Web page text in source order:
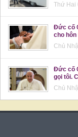
Thứ Hai
Đức cố
cho hôn
Chủ
Đức cố
gọi tôi.
Chủ